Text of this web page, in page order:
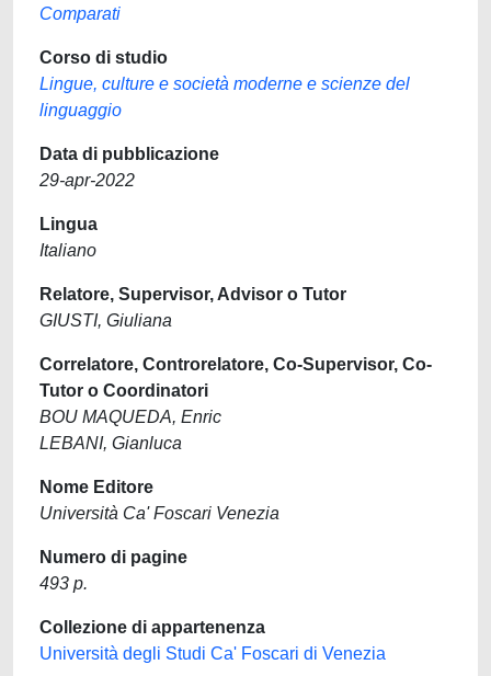
Comparati
Corso di studio
Lingue, culture e società moderne e scienze del
linguaggio
Data di pubblicazione
29-apr-2022
Lingua
Italiano
Relatore, Supervisor, Advisor o Tutor
GIUSTI, Giuliana
Correlatore, Controrelatore, Co-Supervisor, Co-
Tutor o Coordinatori
BOU MAQUEDA, Enric
LEBANI, Gianluca
Nome Editore
Università Ca' Foscari Venezia
Numero di pagine
493 p.
Collezione di appartenenza
Università degli Studi Ca' Foscari di Venezia